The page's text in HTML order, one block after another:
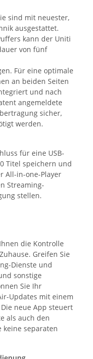
sind mit neuester,
ausgestattet.
kann der Uniti
von fünf
Für eine optimale
an beiden Seiten
und nach
angemeldete
sicher,
werden.
für eine USB-
Titel speichern und
All-in-one-Player
Streaming-
stellen.
die Kontrolle
Greifen Sie
Dienste und
sonstige
Sie Ihr
Updates mit einem
neue App steuert
als auch den
keine separaten